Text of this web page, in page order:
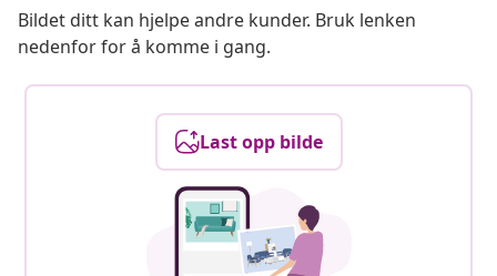
Bildet ditt kan hjelpe andre kunder. Bruk lenken
nedenfor for å komme i gang.
Last opp bilde